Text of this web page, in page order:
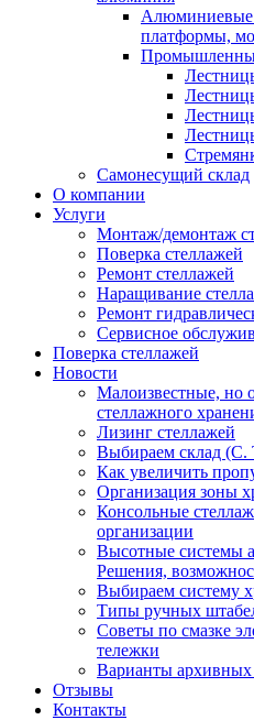
платформы,
Самонесущий склад
О компании
Услуги
Монтаж/демонтаж
Поверка cтеллажей
Ремонт стеллажей
Наращивание
Ремонт
Сервисное
Поверка cтеллажей
Новости
Малоизвестные, но
стеллажного
Лизинг стеллажей
Выбираем склад (С.
Как увеличить
Организация зоны
Консольные
организации
Высотные системы
Решения,
Выбираем систему
Типы ручных
Советы по смазке
тележки
Варианты архивных
Отзывы
Контакты